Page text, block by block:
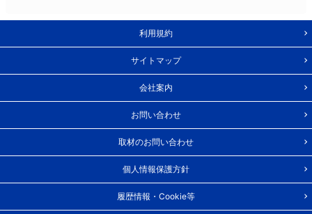
利用規約
サイトマップ
会社案内
お問い合わせ
取材のお問い合わせ
個人情報保護方針
履歴情報・Cookie等